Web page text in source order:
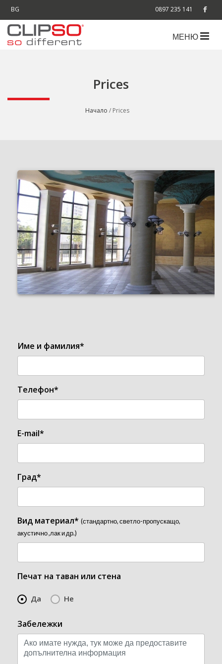
0897 235 141
BG
МЕНЮ
Prices
Начало / Prices
Име и фамилия*
Телефон*
E-mail*
Град*
Вид материал* (стандартно, светло-пропускащо,
акустично ,лак и др.)
Печат на таван или стена
Да Не
Забележки